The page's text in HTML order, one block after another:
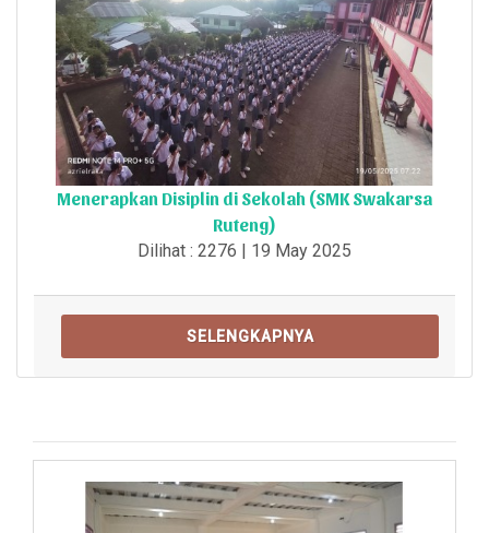
Menerapkan Disiplin di Sekolah (SMK Swakarsa
Ruteng)
Dilihat : 2276 | 19 May 2025
SELENGKAPNYA